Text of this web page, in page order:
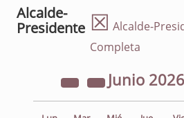
Alcalde-
Presidente ☒ Alcalde-
Completa
Junio 2026